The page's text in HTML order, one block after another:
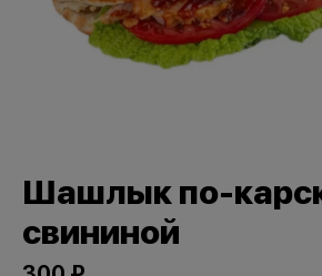
Шашлык по-
свининой